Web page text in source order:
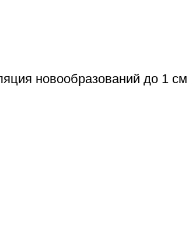
новообразований до 1 см